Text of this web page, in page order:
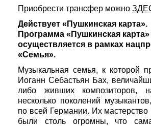
Приобрести трансфер можно
Действует «Пушкинская карта».
Программа «Пушкинская карта»
осуществляется в рамках
«Семья».
Музыкальная семья, к которой
Иоганн Себастьян Бах,
либо живших композиторов,
несколько поколений
по всей Германии. Их мастерство
были столь огромны, что